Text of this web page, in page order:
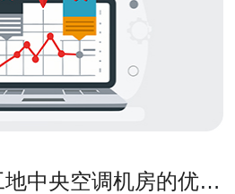
中央空调机房的优势